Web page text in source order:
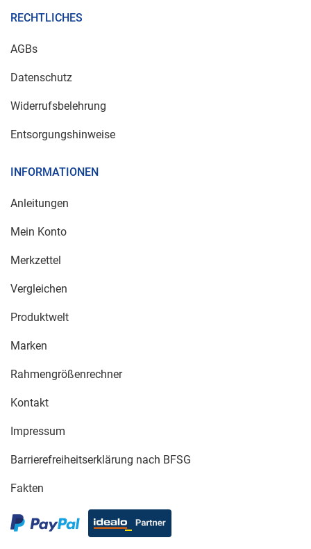
RECHTLICHES
AGBs
Datenschutz
Widerrufsbelehrung
Entsorgungshinweise
INFORMATIONEN
Anleitungen
Mein Konto
Merkzettel
Vergleichen
Produktwelt
Marken
Rahmengrößenrechner
Kontakt
Impressum
Barrierefreiheitserklärung nach BFSG
Fakten